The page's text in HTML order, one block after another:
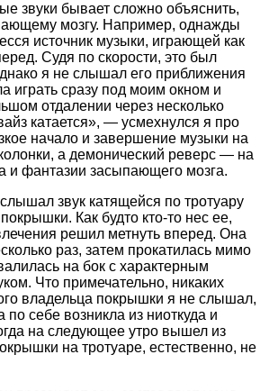
звуки бывает сложно объяснить,
мозгу. Например, однажды
источник музыки, играющей как
Судя по скорости, это был
я не слышал его приближения
играть сразу под моим окном и
отдалении через несколько
катается
, — усмехнулся я про
начало и завершение музыки на
а демонический реверс — на
и фантазии засыпающего мозга.
звук катящейся по тротуару
Как будто кто-то нес ее,
решил метнуть вперед. Она
раз, затем прокатилась мимо
на бок с характерным
Что примечательно, никаких
владельца покрышки я не слышал,
себе возникла из ниоткуда и
на следующее утро вышел из
на тротуаре, естественно, не